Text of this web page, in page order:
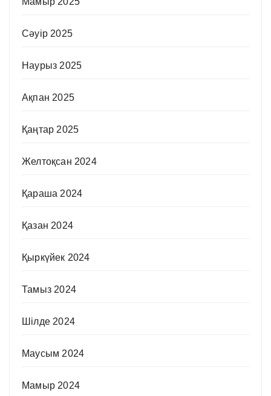
Сәуір 2025
Наурыз 2025
Ақпан 2025
Қаңтар 2025
Желтоқсан 2024
Қараша 2024
Қазан 2024
Қыркүйек 2024
Тамыз 2024
Шілде 2024
Маусым 2024
Мамыр 2024